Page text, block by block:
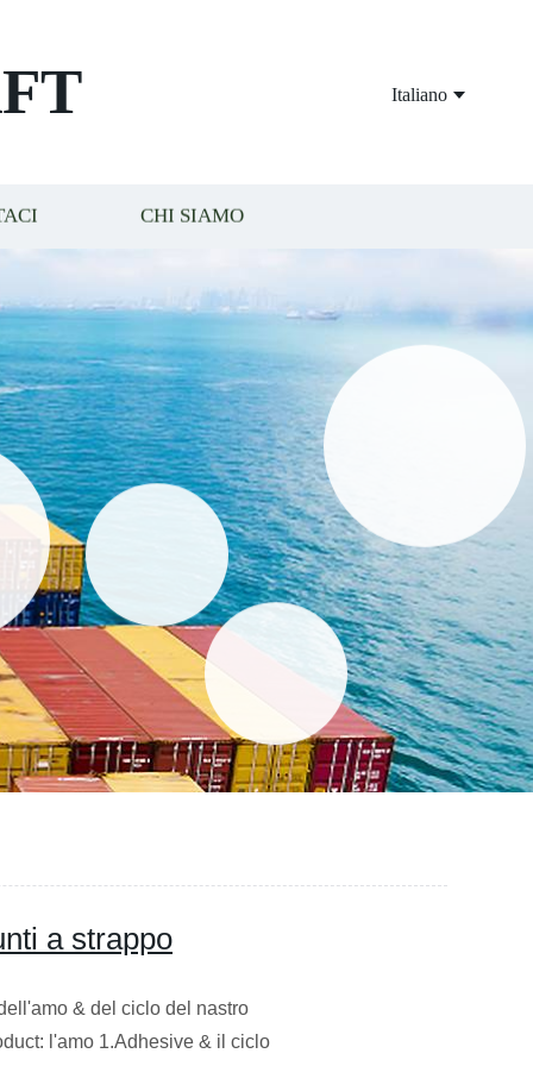
Italiano
CHI SIAMO
a strappo
& del ciclo del nastro
l'amo 1.Adhesive & il ciclo